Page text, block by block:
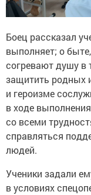
Боец рассказал
выполняет; о
согревают душу
защитить родных
и героизме
в ходе
со всеми
справляться
людей.
Ученики задали
в условиях